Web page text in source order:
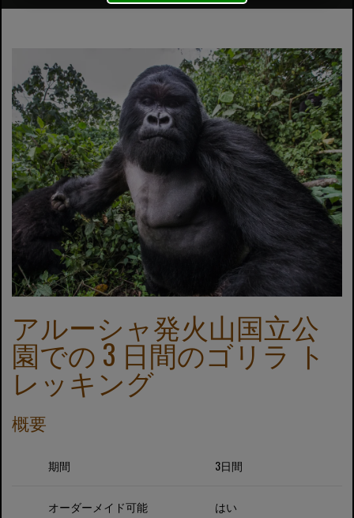
アルーシャ発火山国立公
園での 3 日間のゴリラ ト
レッキング
概要
期間 3日間
オーダーメイド可能 はい